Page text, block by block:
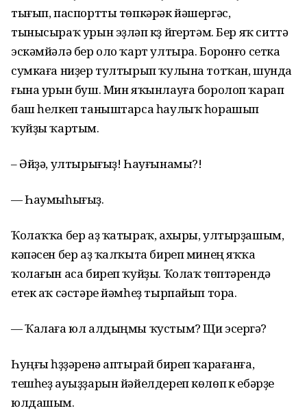
тығып, паспортты төпкәрәк йәшергәс,
тынысыраҡ урын эҙләп күҙ йүгертәм. Бер яҡ ситтә
эскәмйәлә бер оло ҡарт ултыра. Боронғо сетка
сумкаға ниҙер тултырып ҡулына тотҡан, шунда
ғына урын буш. Мин яҡынлауға боролоп ҡарап
баш һелкеп таныштарса һаулыҡ һорашып
ҡуйҙы ҡартым.
– Әйҙә, ултырығыҙ! Һауғынамы?!
— Һаумыһығыҙ.
Ҡолаҡҡа бер аҙ ҡатыраҡ, ахыры, ултырҙашым,
кәпәсен бер аҙ ҡалҡыта биреп минең яҡҡа
ҡолағын аса биреп ҡуйҙы. Ҡолаҡ төптәрендә
етек аҡ сәстәре йәмһеҙ тырпайып тора.
— Ҡалаға юл алдыңмы ҡустым? Щи эсергә?
Һуңғы һүҙҙәренә аптырай биреп ҡарағанға,
тешһеҙ ауыҙҙарын йәйелдереп көлөп үк ебәрҙе
юлдашым.